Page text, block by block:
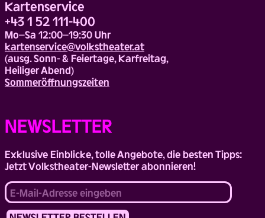
Kartenservice
+43 1 52 111-400
Mo–Sa 12:00–19:30 Uhr
kartenservice@volkstheater.at
(ausg. Sonn- & Feiertage, Karfreitag,
Heiliger Abend)
Sommeröffnungszeiten
NEWSLETTER
Exklusive Einblicke, tolle Angebote, die besten Tipps:
Jetzt Volkstheater-Newsletter abonnieren!